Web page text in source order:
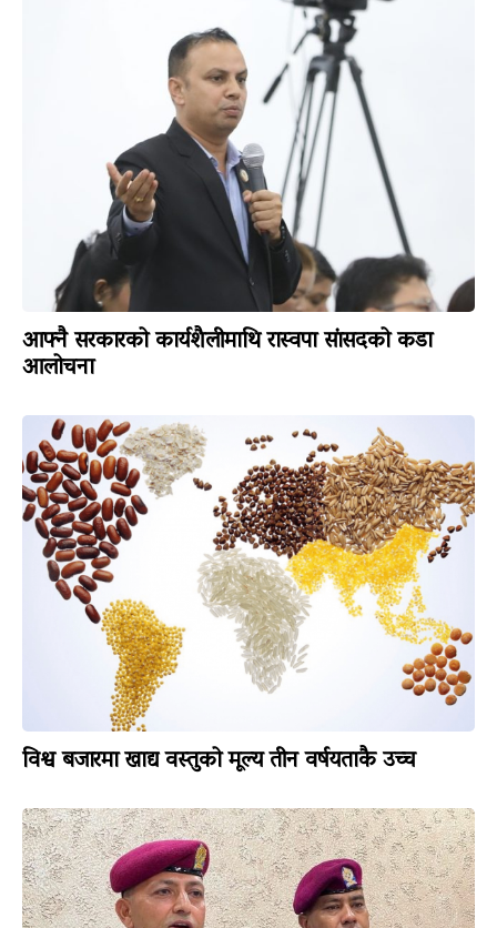
आफ्नै सरकारको कार्यशैलीमाथि रास्वपा सांसदको कडा
आलोचना
विश्व बजारमा खाद्य वस्तुको मूल्य तीन वर्षयताकै उच्च